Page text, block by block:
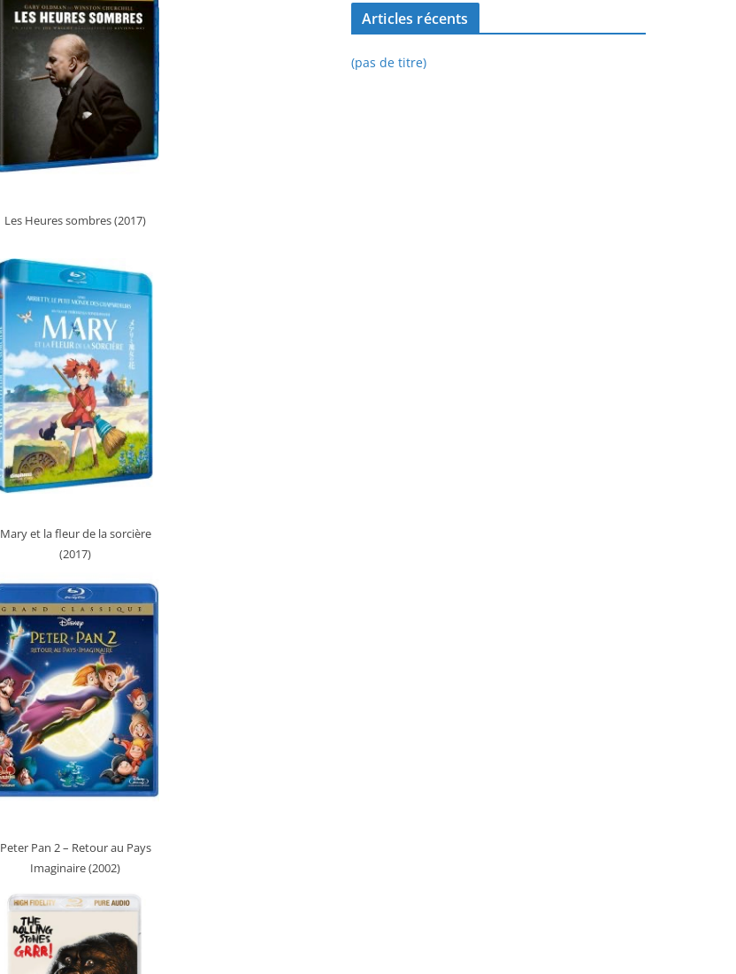
Les Heures sombres (2017)
Mary et la fleur de la sorcière
(2017)
Peter Pan 2 – Retour au Pays
Imaginaire (2002)
Articles récents
(pas de titre)